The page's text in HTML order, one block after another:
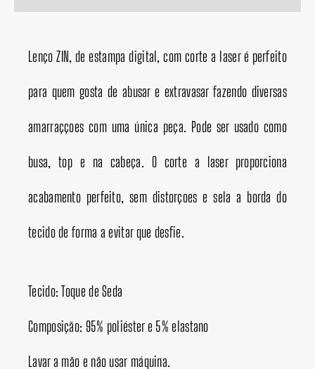
Lenço ZIN, de estampa digital, com corte a laser é perfeito
para quem gosta de abusar e extravasar fazendo diversas
amarraççoes com uma única peça. Pode ser usado como
busa, top e na cabeça. O corte a laser proporciona
acabamento perfeito, sem distorçoes e sela a borda do
tecido de forma a evitar que desfie.
Tecido: Toque de Seda
Composição: 95% poliéster e 5% elastano
Lavar a mão e não usar máquina.